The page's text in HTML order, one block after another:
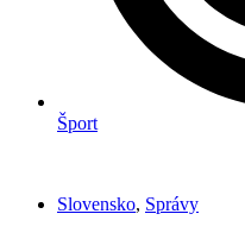
Šport
Slovensko, Správy